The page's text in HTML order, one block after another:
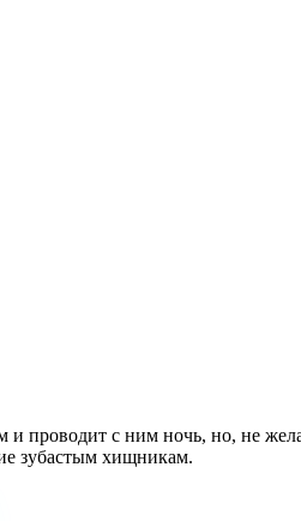
и проводит с ним ночь, но, не
зубастым хищникам.